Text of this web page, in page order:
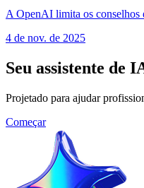
A OpenAI limita os conselhos
4 de nov. de 2025
Seu assistente de
Projetado para ajudar
Começar